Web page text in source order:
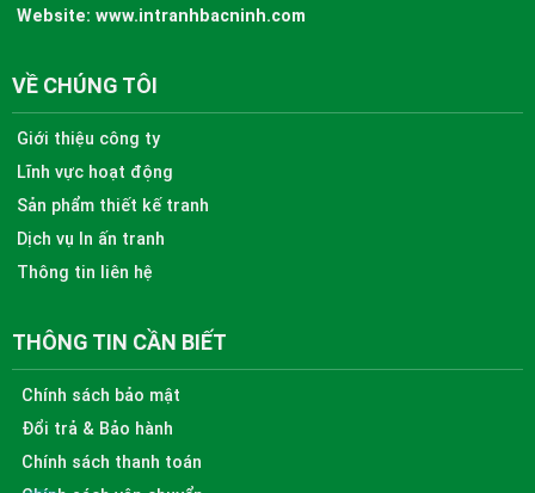
Website: www.intranhbacninh.com
VỀ CHÚNG TÔI
Giới thiệu công ty
Lĩnh vực hoạt động
Sản phẩm thiết kế tranh
Dịch vụ In ấn tranh
Thông tin liên hệ
THÔNG TIN CẦN BIẾT
Chính sách bảo mật
Đổi trả & Bảo hành
Chính sách thanh toán